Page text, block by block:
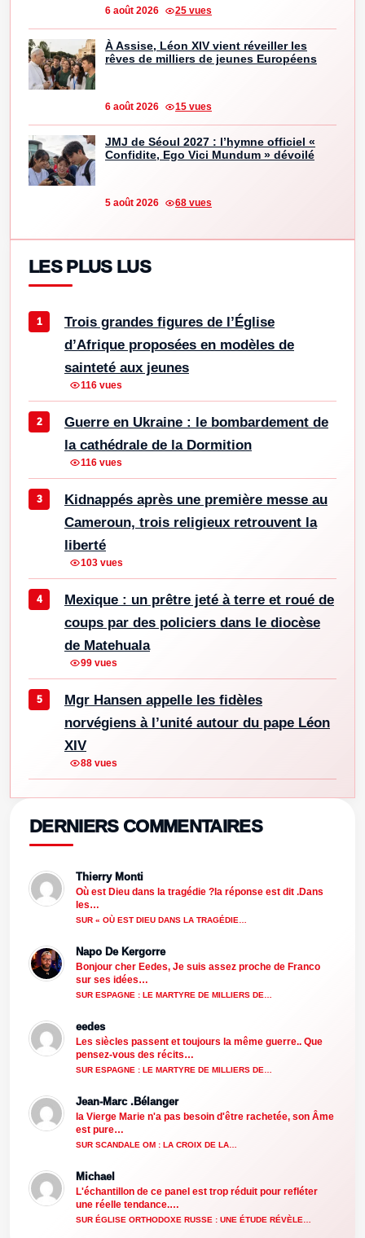
6 août 2026 25 vues
À Assise, Léon XIV vient réveiller les
rêves de milliers de jeunes Européens
6 août 2026 15 vues
JMJ de Séoul 2027 : l’hymne officiel «
Confidite, Ego Vici Mundum » dévoilé
5 août 2026 68 vues
LES PLUS LUS
Trois grandes figures de l’Église
d’Afrique proposées en modèles de
sainteté aux jeunes
116 vues
Guerre en Ukraine : le bombardement de
la cathédrale de la Dormition
116 vues
Kidnappés après une première messe au
Cameroun, trois religieux retrouvent la
liberté
103 vues
Mexique : un prêtre jeté à terre et roué de
coups par des policiers dans le diocèse
de Matehuala
99 vues
Mgr Hansen appelle les fidèles
norvégiens à l’unité autour du pape Léon
XIV
88 vues
DERNIERS COMMENTAIRES
Thierry Monti
Où est Dieu dans la tragédie ?la réponse est dit .Dans
les…
SUR « OÙ EST DIEU DANS LA TRAGÉDIE…
Napo De Kergorre
Bonjour cher Eedes, Je suis assez proche de Franco
sur ses idées…
SUR ESPAGNE : LE MARTYRE DE MILLIERS DE…
eedes
Les siècles passent et toujours la même guerre.. Que
pensez-vous des récits…
SUR ESPAGNE : LE MARTYRE DE MILLIERS DE…
Jean-Marc .Bélanger
la Vierge Marie n'a pas besoin d'être rachetée, son Âme
est pure…
SUR SCANDALE OM : LA CROIX DE LA…
Michael
L'échantillon de ce panel est trop réduit pour refléter
une réelle tendance.…
SUR ÉGLISE ORTHODOXE RUSSE : UNE ÉTUDE RÉVÈLE…